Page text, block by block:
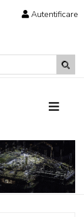
Autentificare